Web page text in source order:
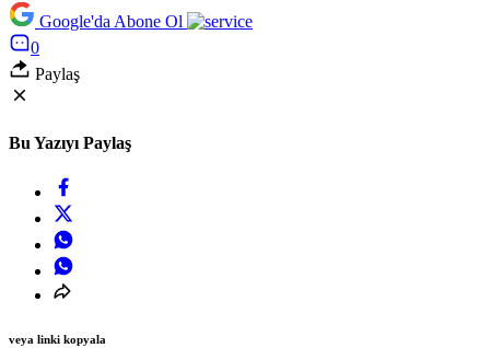
Google'da Abone Ol
0
Paylaş
Bu Yazıyı Paylaş
veya linki kopyala